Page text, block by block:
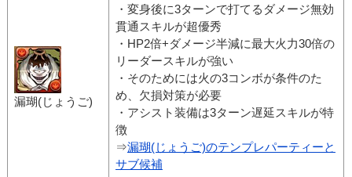
漏瑚(じょうご)
・変身後に3ターンで打てるダメージ無効
貫通スキルが超優秀
・HP2倍+ダメージ半減に最大火力30倍の
リーダースキルが強い
・そのためには火の3コンボが条件のた
め、欠損対策が必要
・アシスト装備は3ターン遅延スキルが特
徴
⇒漏瑚(じょうご)のテンプレパーティーと
サブ候補